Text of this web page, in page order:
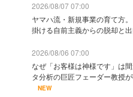
2026/08/07 07:00
ヤマハ流・新規事業の育て方
掛ける自前主義からの脱却と
2026/08/06 07:00
なぜ「お客様は神様です」は
タ分析の巨匠フェーダー教授
NEW